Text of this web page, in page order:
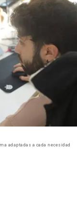
adaptadas a cada necesidad